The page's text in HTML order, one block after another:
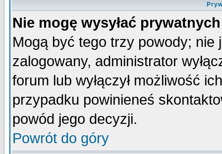
Nie mogę wysyłać
Mogą być tego trzy powody;
zalogowany, administrator
forum lub wyłączył możliwość
przypadku powinieneś
powód jego decyzji.
Powrót do góry